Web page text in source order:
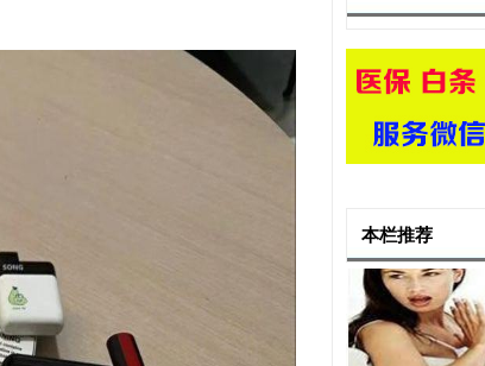
本栏推荐